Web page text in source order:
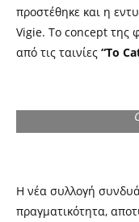
προστέθηκε και η
Vigie. Το concept της
από τις ταινίες “To
Η νέα συλλογή
πραγματικότητα,